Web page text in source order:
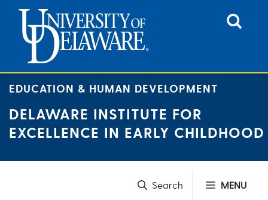
content
EDUCATION & HUMAN DEVELOPMENT
DELAWARE INSTITUTE FOR
EXCELLENCE IN EARLY CHILDHOOD
MENU